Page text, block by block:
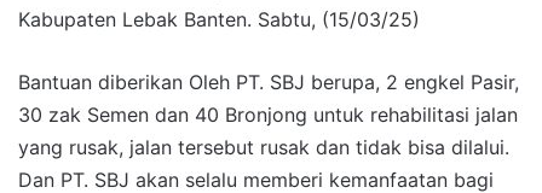
Kabupaten Lebak Banten. Sabtu, (15/03/25)
Bantuan diberikan Oleh PT. SBJ berupa, 2 engkel Pasir,
30 zak Semen dan 40 Bronjong untuk rehabilitasi jalan
yang rusak, jalan tersebut rusak dan tidak bisa dilalui.
Dan PT. SBJ akan selalu memberi kemanfaatan bagi